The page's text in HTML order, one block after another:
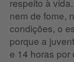
respeito à
nem de fome,
condições, o
porque a
e 14 horas por